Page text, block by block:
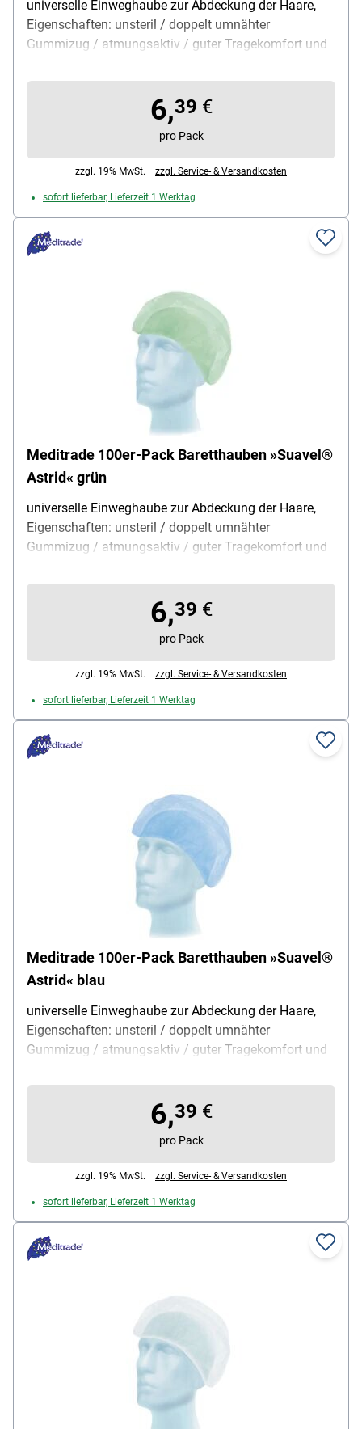
universelle Einweghaube zur Abdeckung der Haare,
Eigenschaften: unsteril / doppelt umnähter
Gummizug / atmungsaktiv / guter Tragekomfort und
/ Pflege / Catering / Lebensmittelbereich, Material:
Polypropylen-Vlies, Farbe: weiß, Verpackung: Karton,
Lieferumfang: 1 Packung mit 100 Baretthauben
6,39 €
pro Pack
zzgl. 19% MwSt. | zzgl. Service- & Versandkosten
sofort lieferbar, Lieferzeit 1 Werktag
Meditrade 100er-Pack Baretthauben »Suavel®
Astrid« grün
universelle Einweghaube zur Abdeckung der Haare,
Eigenschaften: unsteril / doppelt umnähter
Gummizug / atmungsaktiv / guter Tragekomfort und
/ Pflege / Catering / Lebensmittelbereich, Material:
Polypropylen-Vlies, Farbe: grün, Verpackung: Karton,
Lieferumfang: 1 Packung mit 100 Baretthauben
6,39 €
pro Pack
zzgl. 19% MwSt. | zzgl. Service- & Versandkosten
sofort lieferbar, Lieferzeit 1 Werktag
Meditrade 100er-Pack Baretthauben »Suavel®
Astrid« blau
universelle Einweghaube zur Abdeckung der Haare,
Eigenschaften: unsteril / doppelt umnähter
Gummizug / atmungsaktiv / guter Tragekomfort und
/ Pflege / Catering / Lebensmittelbereich, Material:
Polypropylen-Vlies, Farbe: blau, Verpackung: Karton,
Lieferumfang: 1 Packung mit 100 Baretthauben
6,39 €
pro Pack
zzgl. 19% MwSt. | zzgl. Service- & Versandkosten
sofort lieferbar, Lieferzeit 1 Werktag